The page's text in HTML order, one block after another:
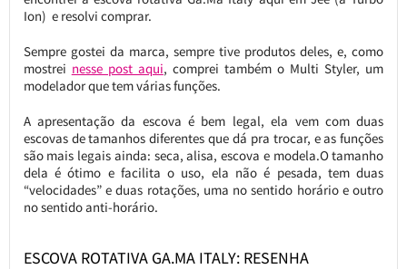
Ion) e resolvi comprar.
Sempre gostei da marca, sempre tive produtos deles, e, como
mostrei nesse post aqui, comprei também o Multi Styler, um
modelador que tem várias funções.
A apresentação da escova é bem legal, ela vem com duas
escovas de tamanhos diferentes que dá pra trocar, e as funções
são mais legais ainda: seca, alisa, escova e modela.O tamanho
dela é ótimo e facilita o uso, ela não é pesada, tem duas
“velocidades” e duas rotações, uma no sentido horário e outro
no sentido anti-horário.
ESCOVA ROTATIVA GA.MA ITALY: RESENHA